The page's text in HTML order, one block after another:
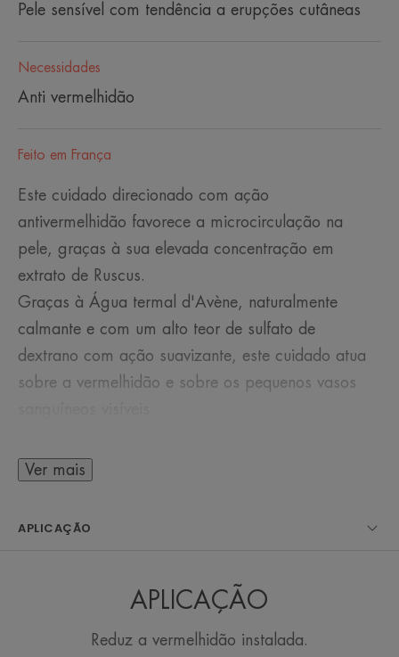
Pele sensível com tendência a erupções cutâneas
Necessidades
Anti vermelhidão
Feito em França
Este cuidado direcionado com ação
antivermelhidão favorece a microcirculação na
pele, graças à sua elevada concentração em
extrato de Ruscus.
Graças à Água termal d'Avène, naturalmente
calmante e com um alto teor de sulfato de
dextrano com ação suavizante, este cuidado atua
sobre a vermelhidão e sobre os pequenos vasos
Um cuidado concentrado para
aliviar especificamente a
Ver mais
APLICAÇÃO
APLICAÇÃO
Reduz a vermelhidão instalada.